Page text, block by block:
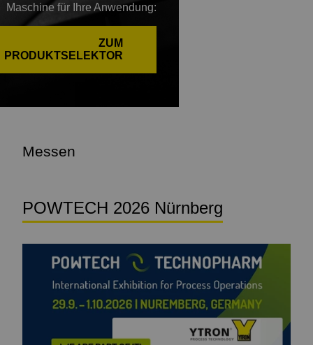
Maschine für Ihre Anwendung:
ZUM
PRODUKTSELEKTOR
Messen
POWTECH 2026 Nürnberg